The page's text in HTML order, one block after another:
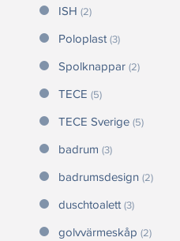
ISH (2)
Poloplast(3)
Spolknappar (2)
TECE (5)
TECE Sverige (5)
badrum (3)
badrumsdesign (2)
duschtoalett(3)
golvvärmeskåp (2)